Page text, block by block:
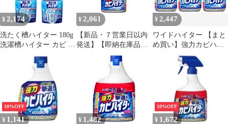
¥ 2,174
洗たく槽ハイター 180g
洗濯槽ハイター カビ 水
酸素系 洗濯槽クリーナ
ー 【×4個セット】＃
¥ 2,061
【新品・７営業日以内
発送】【即納在庫品】
【個人宅配送不可】エ
スコ EA922KD-7C 1，
000ｍｌ強力カビハイタ
ー 業務用
EA922KD7C【キャンセ
ル不可】【沖縄離島販
売不可】
¥ 2,447
ワイドハイター 【まと
め買い】強力カビハイ
ター 風呂用洗剤 スプレ
ー 本体+付け
10%OFF
¥ 1,141 ¥ 1,482
10%OFF
¥ 1,672